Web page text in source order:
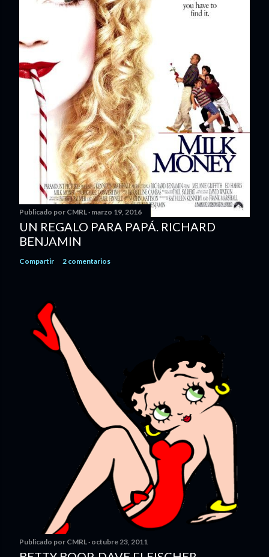
Publicado por CMRL marzo 19, 2016
UN REGALO PARA PAPÁ. RICHARD
BENJAMIN
Compartir 2 comentarios
Publicado por CMRL octubre 23, 2011